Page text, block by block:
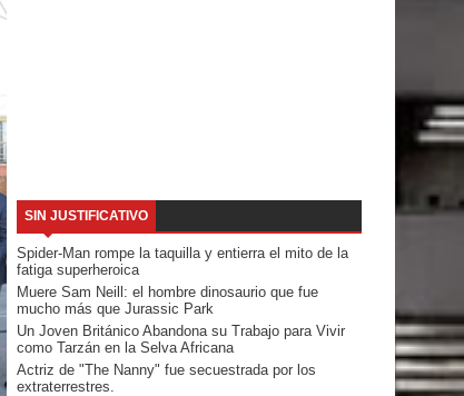
SIN JUSTIFICATIVO
Spider-Man rompe la taquilla y entierra el mito de la
fatiga superheroica
Muere Sam Neill: el hombre dinosaurio que fue
mucho más que Jurassic Park
Un Joven Británico Abandona su Trabajo para Vivir
como Tarzán en la Selva Africana
Actriz de "The Nanny" fue secuestrada por los
extraterrestres.